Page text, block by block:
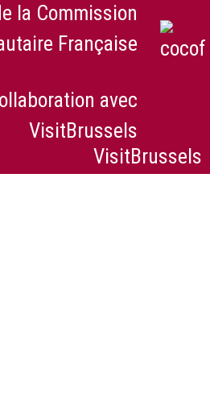
la Commission
Française
avec
VisitBrussels